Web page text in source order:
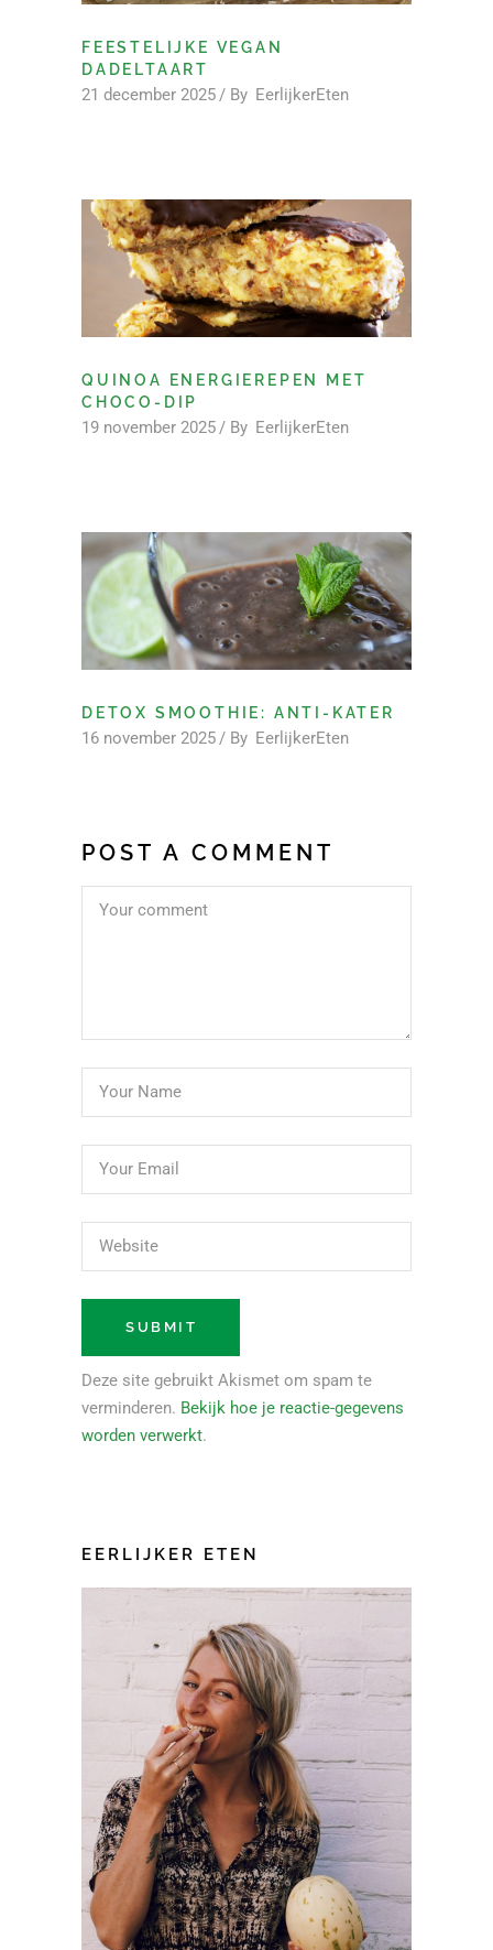
FEESTELIJKE VEGAN
DADELTAART
21 december 2025 By EerlijkerEten
QUINOA ENERGIEREPEN MET
CHOCO-DIP
19 november 2025 By EerlijkerEten
DETOX SMOOTHIE: ANTI-KATER
16 november 2025 By EerlijkerEten
POST A COMMENT
Deze site gebruikt Akismet om spam te
verminderen. Bekijk hoe je reactie-gegevens
worden verwerkt.
EERLIJKER ETEN